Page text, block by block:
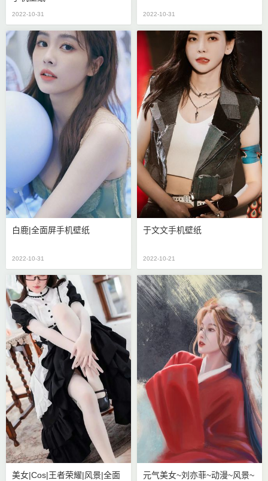
2022-10-31 2022-10-31
白鹿|全面屏手机壁纸
2022-10-31
于文文手机壁纸
2022-10-21
美女|cos|王者荣耀|风景|全面
元气美女~刘亦菲~动漫~风景~